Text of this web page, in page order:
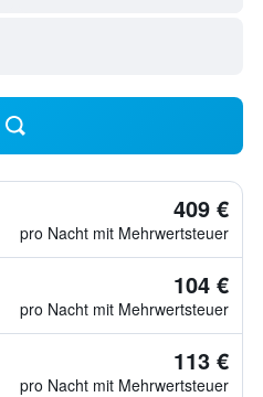
409 €
pro Nacht mit Mehrwertsteuer
104 €
pro Nacht mit Mehrwertsteuer
113 €
pro Nacht mit Mehrwertsteuer